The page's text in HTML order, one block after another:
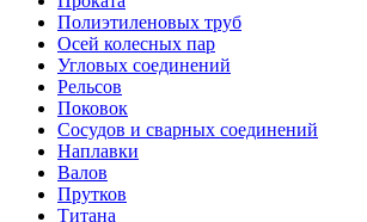
Полиэтиленовых труб
Осей колесных пар
Угловых соединений
Рельсов
Поковок
Сосудов и сварных соединений
Наплавки
Валов
Прутков
Титана